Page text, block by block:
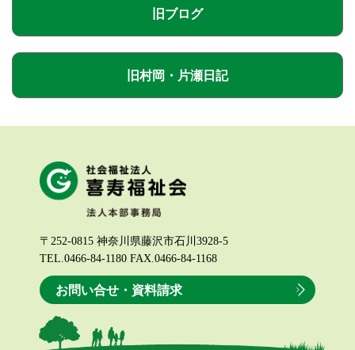
旧ブログ
旧村岡・片瀬日記
〒252-0815 神奈川県藤沢市石川3928-5
TEL.0466-84-1180 FAX.0466-84-1168
お問い合せ・資料請求